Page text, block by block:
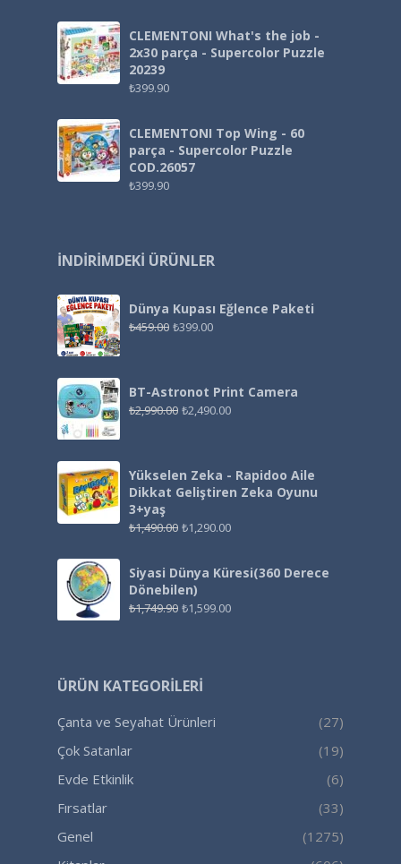
CLEMENTONI What's the job -
2x30 parça - Supercolor Puzzle
20239
₺399.90
CLEMENTONI Top Wing - 60
parça - Supercolor Puzzle
COD.26057
₺399.90
İNDIRIMDEKI ÜRÜNLER
Dünya Kupası Eğlence Paketi
₺459.00 ₺399.00
BT-Astronot Print Camera
₺2,990.00 ₺2,490.00
Yükselen Zeka - Rapidoo Aile
Dikkat Geliştiren Zeka Oyunu
3+yaş
₺1,490.00 ₺1,290.00
Siyasi Dünya Küresi(360 Derece
Dönebilen)
₺1,749.90 ₺1,599.00
ÜRÜN KATEGORILERI
Çanta ve Seyahat Ürünleri
(27)
Çok Satanlar
(19)
Evde Etkinlik
(6)
Fırsatlar
(33)
Genel
(1275)